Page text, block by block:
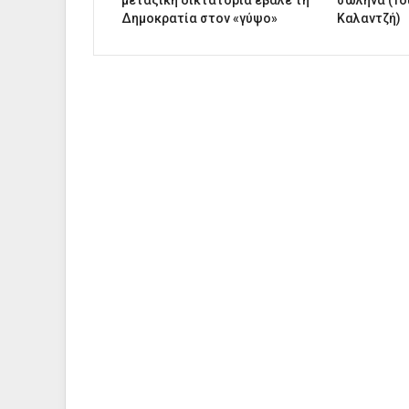
Δημοκρατία στον «γύψο»
Καλαντζή)